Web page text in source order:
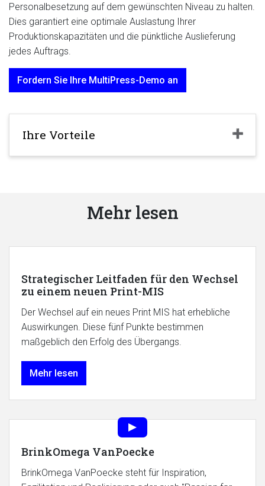
Personalbesetzung auf dem gewünschten Niveau zu halten.
Dies garantiert eine optimale Auslastung Ihrer
Produktionskapazitäten und die pünktliche Auslieferung
jedes Auftrags.
Fordern Sie Ihre MultiPress-Demo an
Ihre Vorteile
Mehr lesen
Strategischer Leitfaden für den Wechsel
zu einem neuen Print-MIS
Der Wechsel auf ein neues Print MIS hat erhebliche
Auswirkungen. Diese fünf Punkte bestimmen
maßgeblich den Erfolg des Übergangs.
Mehr lesen
BrinkOmega VanPoecke
BrinkOmega VanPoecke steht für Inspiration,